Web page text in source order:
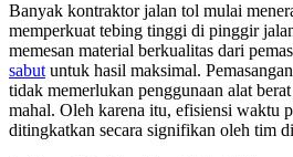
Banyak kontraktor jalan tol mulai
memperkuat tebing tinggi di pinggir
memesan material berkualitas dari
sabut untuk hasil maksimal.
tidak memerlukan penggunaan alat
mahal. Oleh karena itu, efisiensi waktu
ditingkatkan secara signifikan oleh tim